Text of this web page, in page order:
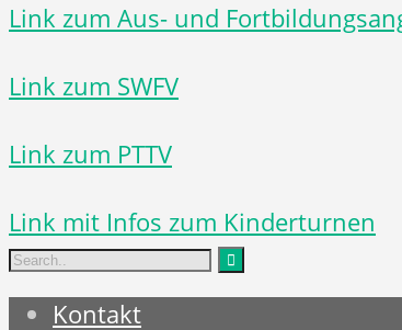
Link zum Aus- und
Link zum SWFV
Link zum PTTV
Link mit Infos zum Kinderturnen
Kontakt